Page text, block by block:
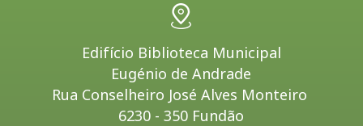
Edifício Biblioteca Municipal
Eugénio de Andrade
Rua Conselheiro José Alves Monteiro
6230 - 350 Fundão